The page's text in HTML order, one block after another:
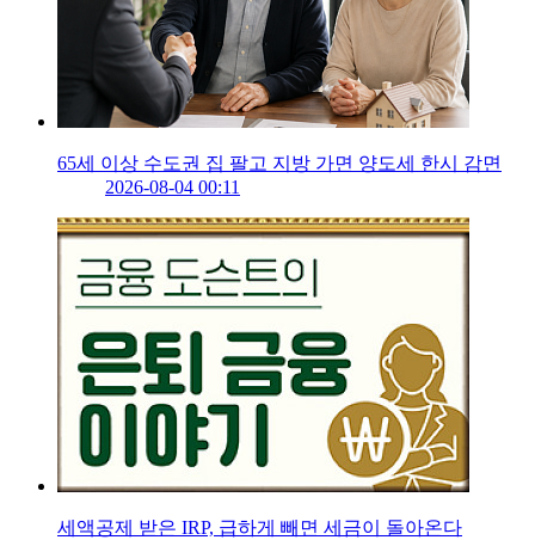
65세 이상 수도권 집 팔고 지방 가면 양도세 한시 감면
2026-08-04 00:11
세액공제 받은 IRP, 급하게 빼면 세금이 돌아온다